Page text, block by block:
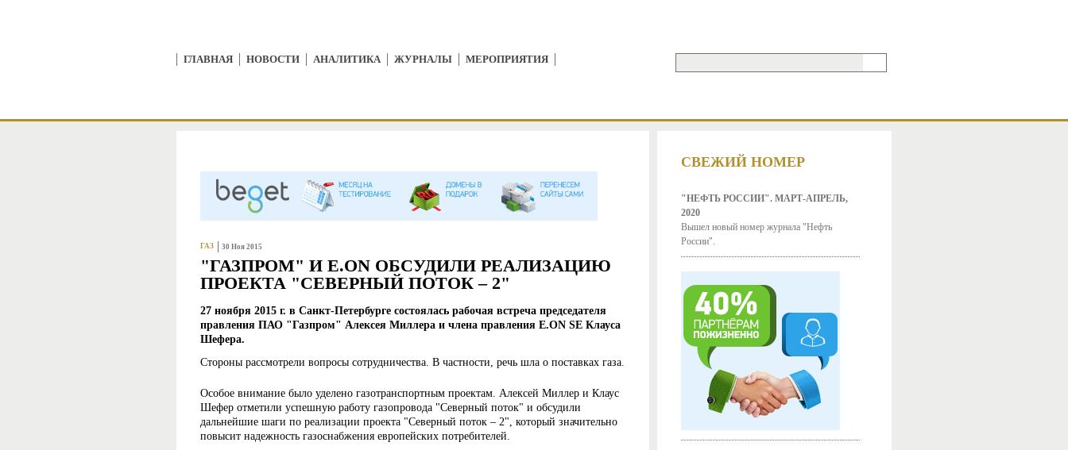
ГЛАВНАЯ НОВОСТИ АНАЛИТИКА ЖУРНАЛЫ МЕРОПРИЯТИЯ
ГАЗ 30 Ноя 2015
"ГАЗПРОМ" И E.ON ОБСУДИЛИ РЕАЛИЗАЦИЮ
ПРОЕКТА "СЕВЕРНЫЙ ПОТОК – 2"
27 ноября 2015 г. в Санкт-Петербурге состоялась рабочая встреча председателя
правления ПАО "Газпром" Алексея Миллера и члена правления E.ON SE Клауса
Шефера.
Стороны рассмотрели вопросы сотрудничества. В частности, речь шла о поставках газа.
Особое внимание было уделено газотранспортным проектам. Алексей Миллер и Клаус
Шефер отметили успешную работу газопровода "Северный поток" и обсудили
дальнейшие шаги по реализации проекта "Северный поток – 2", который значительно
повысит надежность газоснабжения европейских потребителей.
СВЕЖИЙ НОМЕР
"НЕФТЬ РОССИИ". МАРТ-АПРЕЛЬ,
2020
Вышел новый номер журнала "Нефть
России".